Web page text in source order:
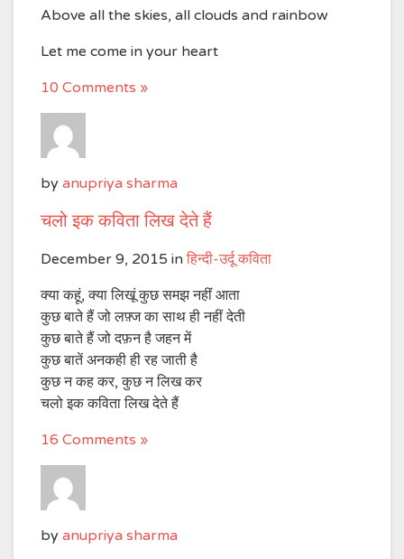
Above all the skies, all clouds and rainbow
Let me come in your heart
10 Comments »
by anupriya sharma
चलो इक कविता लिख देते हैं
December 9, 2015 in हिन्दी-उर्दू कविता
क्या कहूं, क्या लिखूं कुछ समझ नहींं आता
कुछ बाते हैं जो लफ़्ज का साथ ही नहीं देती
कुछ बाते हैं जो दफ़न है जहन में
कुछ बातें अनकही ही रह जाती है
कुछ न कह कर, कुछ न लिख कर
चलो इक कविता लिख देते हैं
16 Comments »
by anupriya sharma